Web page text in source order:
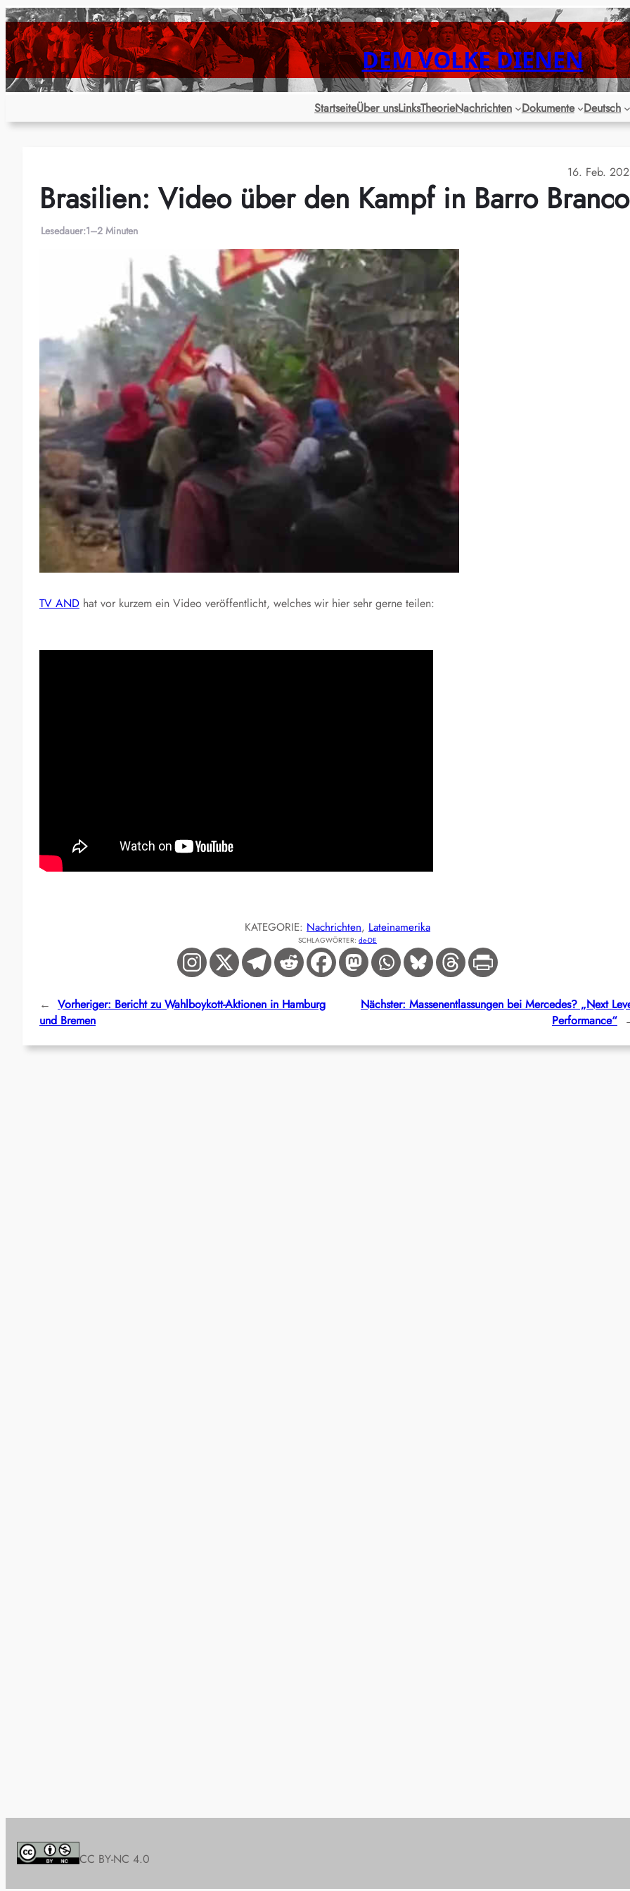
Zum
Inhalt
springen
DEM VOLKE DIENEN
StartseiteÜber unsLinksTheorieNachrichten Dokumente Deutsch
16. Feb.
Brasilien: Video über den Kampf in Barro Branco
Lesedauer:1–2 Minuten
TV AND hat vor kurzem ein Video veröffentlicht, welches wir hier sehr gerne teilen:
KATEGORIE: Nachrichten, Lateinamerika
SCHLAGWÖRTER: de-DE
← Vorheriger: Bericht zu Wahlboykott-Aktionen in Hamburg
und Bremen
Nächster: Massenentlassungen bei Mercedes? „Next
Performance“
CC BY-NC 4.0